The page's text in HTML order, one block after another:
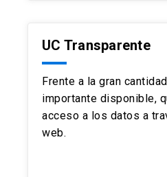
UC Transparente
Frente a la gran
importante disponible,
acceso a los datos a
web.